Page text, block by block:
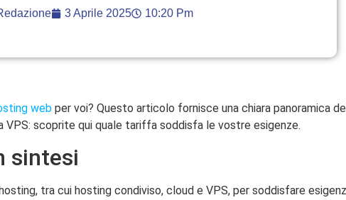
3 Aprile 2025 10:20 Pm
web per voi? Questo articolo fornisce una chiara panoramica
VPS: scoprite qui quale tariffa soddisfa le vostre esigenze.
sintesi
tra cui hosting condiviso, cloud e VPS, per soddisfare